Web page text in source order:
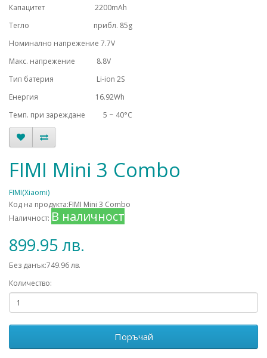
Капацитет 2200mAh
Тегло прибл. 85g
Номинално напрежение 7.7V
Макс. напрежение 8.8V
Тип батерия Li-ion 2S
Енергия 16.92Wh
Tемп. при зареждане 5 ~ 40°C
FIMI Mini 3 Combo
FIMI(Xiaomi)
Код на продукта:FIMI Mini 3 Combo
Наличност: В наличност
899.95 лв.
Без данък:749.96 лв.
Количество:
Поръчай